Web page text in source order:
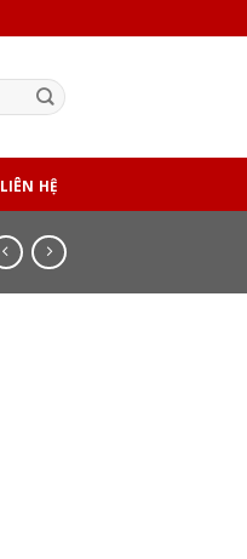
LIÊN HỆ